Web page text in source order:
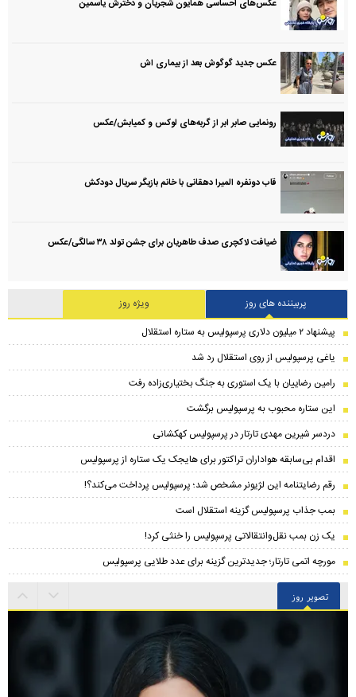
عکس‌های احساسی همایون شجریان و دخترش یاسمین
عکس جدید گوگوش بعد از بیماری اش
رونمایی صابر ابر از گربه‌های لوکس و کمیابش/عکس
قاب دونفره المیرا دهقانی با خانم بازیگر سریال دودکش
ضیافت لاکچری صدف طاهریان برای جشن تولد ۳۸ سالگی‌/عکس
پربیننده های روز
ویژه روز
پیشنهاد ۲ میلیون دلاری پرسپولیس به ستاره استقلال
یاغی پرسپولیس از روی استقلال رد شد
رامین رضاییان با یک استوری به جنگ بختیاری‌زاده رفت
این ستاره محبوب به پرسپولیس برگشت
دردسر شیرین مهدی تارتار در پرسپولیس کهکشانی
اقدام بی‌سابقه هواداران تراکتور برای هایجک یک ستاره از پرسپولیس
رقم رضایتنامه این لژیونر مشخص شد؛ پرسپولیس پرداخت می‌کند؟!
بمب جذاب پرسپولیس گزینه استقلال است
یک زن بمب نقل‌وانتقالاتی پرسپولیس را خنثی کرد!
مورچه اتمی تارتار؛ جدیدترین گزینه برای عدد طلایی پرسپولیس
تصویر روز